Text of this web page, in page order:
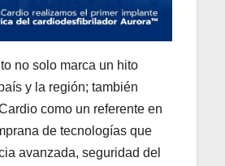
no solo marca un hito
y la región; también
como un referente en
de tecnologías que
avanzada, seguridad del